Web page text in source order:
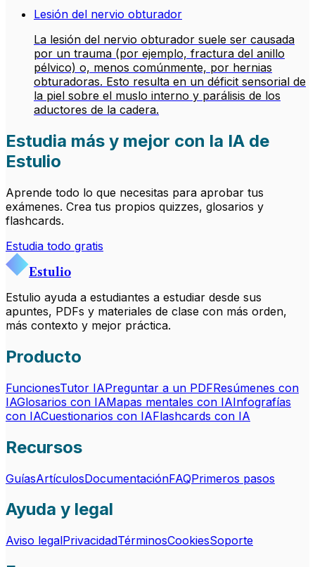
Lesión del nervio obturador
La lesión del nervio obturador suele ser causada
por un trauma (por ejemplo, fractura del anillo
pélvico) o, menos comúnmente, por hernias
obturadoras. Esto resulta en un déficit sensorial de
la piel sobre el muslo interno y parálisis de los
aductores de la cadera.
Estudia más y mejor con la IA de
Estulio
Aprende todo lo que necesitas para aprobar tus
exámenes. Crea tus propios quizzes, glosarios y
flashcards.
Estudia todo gratis
Estulio
Estulio ayuda a estudiantes a estudiar desde sus
apuntes, PDFs y materiales de clase con más orden,
más contexto y mejor práctica.
Producto
FuncionesTutor IAPreguntar a un PDFResúmenes con
IAGlosarios con IAMapas mentales con IAInfografías
con IACuestionarios con IAFlashcards con IA
Recursos
GuíasArtículosDocumentaciónFAQPrimeros pasos
Ayuda y legal
Aviso legalPrivacidadTérminosCookiesSoporte